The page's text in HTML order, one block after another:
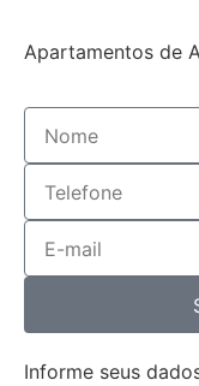
Apartamentos de
Informe seus